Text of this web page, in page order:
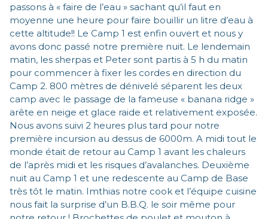
passons à « faire de l’eau » sachant qu’il faut en
moyenne une heure pour faire bouillir un litre d’eau à
cette altitude!! Le Camp 1 est enfin ouvert et nous y
avons donc passé notre première nuit. Le lendemain
matin, les sherpas et Peter sont partis à 5 h du matin
pour commencer à fixer les cordes en direction du
Camp 2. 800 mètres de dénivelé séparent les deux
camp avec le passage de la fameuse « banana ridge »
arête en neige et glace raide et relativement exposée.
Nous avons suivi 2 heures plus tard pour notre
première incursion au dessus de 6000m. A midi tout le
monde était de retour au Camp 1 avant les chaleurs
de l’après midi et les risques d’avalanches. Deuxième
nuit au Camp 1 et une redescente au Camp de Base
très tôt le matin. Imthias notre cook et l’équipe cuisine
nous fait la surprise d’un B.B.Q. le soir même pour